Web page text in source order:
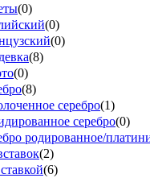
(0)
(0)
(0)
(8)
(0)
(8)
серебро(1)
серебро(0)
родированное/
(2)
(6)